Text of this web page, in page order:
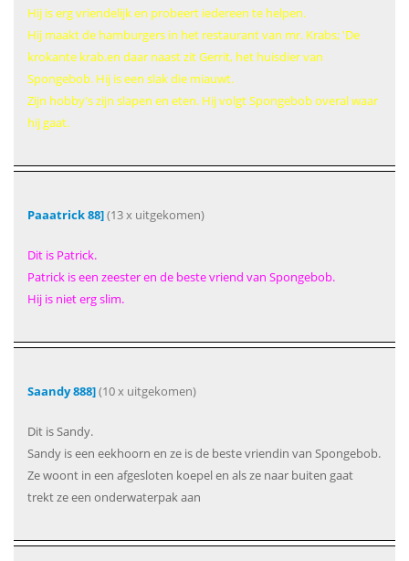
Hij is erg vriendelijk en probeert iedereen te helpen.
Hij maakt de hamburgers in het restaurant van mr. Krabs; 'De
krokante krab.en daar naast zit Gerrit, het huisdier van
Spongebob. Hij is een slak die miauwt.
Zijn hobby's zijn slapen en eten. Hij volgt Spongebob overal waar
hij gaat.
Paaatrick 88](13 x uitgekomen)
Dit is Patrick.
Patrick is een zeester en de beste vriend van Spongebob.
Hij is niet erg slim.
Saandy 888](10 x uitgekomen)
Dit is Sandy.
Sandy is een eekhoorn en ze is de beste vriendin van Spongebob.
Ze woont in een afgesloten koepel en als ze naar buiten gaat
trekt ze een onderwaterpak aan